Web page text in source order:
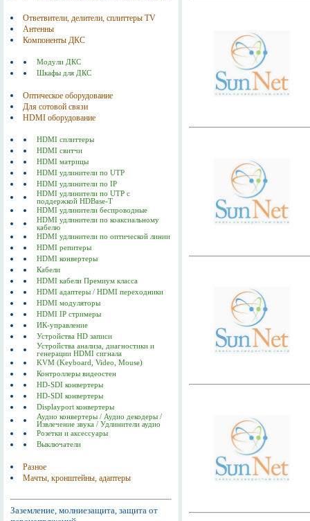
Ответвители, делители, сплиттеры TV
Антенны
Компоненты ДКС
Модули ДКС
Шкафы для ДКС
Оптическое оборудование
Для сотовой связи
HDMI оборудование
HDMI сплиттеры
HDMI свитчи
HDMI матрицы
HDMI удлинители по UTP
HDMI удлинители по IP
HDMI удлинители по UTP с
поддержкой HDBase-T
HDMI удлинители беспроводные
HDMI удлинители по коаксиальному
кабелю
HDMI удлинители по оптической линии
HDMI репитеры
HDMI конвертеры
Кабели
HDMI кабели Премиум класса
HDMI адаптеры / HDMI переходники
HDMI модуляторы
HDMI IP стримеры
ИК-управление
Устройства HD записи
Устройства анализа, диагностики и
генерации HDMI сигнала
KVM (Keyboard, Video, Mouse)
Контроллеры видеостен
HD-SDI конвертеры
HD-SDI конвертеры
Displayport конвертеры
Аудио конвертеры / Аудио декодеры /
Извлечение звука / Удлинители аудио
Розетки и аксессуары
Выключатели
Разное
Мачты, кронштейны, адаптеры
Заземление, молниезащита, защита от